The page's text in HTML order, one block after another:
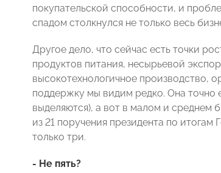
покупательской способности, и
спадом столкнулся не только весь
Другое дело, что сейчас есть точки
продуктов питания, несырьевой
высокотехнологичное производство,
поддержку мы видим редко. Она точно
выделяются), а вот в малом и среднем
из 21 поручения президента по итогам
только три.
- Не пять?